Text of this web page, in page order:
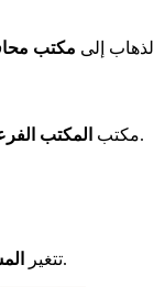
الذهاب إلى مكتب
مكتب المكتب يستقبلك من الاثنين إلى الجمعة. من الساعة 8:30 صباحاً حتى 12:30 ظهراً. هناك نقطة رقمية مفتوحة من 9 صباحاً حتى 12 ظهراً لمساعدتك.
تتغير. تحقق من القائمة مسبقاً لتحضير ما تحتاجه بشكل جيد.